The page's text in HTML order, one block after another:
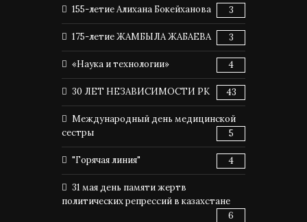
155-летие Алихана Бокейханова 3
175-летие ЖАМБЫЛА ЖАБАЕВА 3
«Наука и технологии» 4
30 ЛЕТ НЕЗАВИСИМОСТИ РК 43
Международный день медицинской
сестры
5
"Горячая линия" 4
31 мая день памяти жертв
политических репрессий в казахстане
6